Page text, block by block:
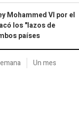
Mohammed VI por el
los "lazos de
países
Un mes